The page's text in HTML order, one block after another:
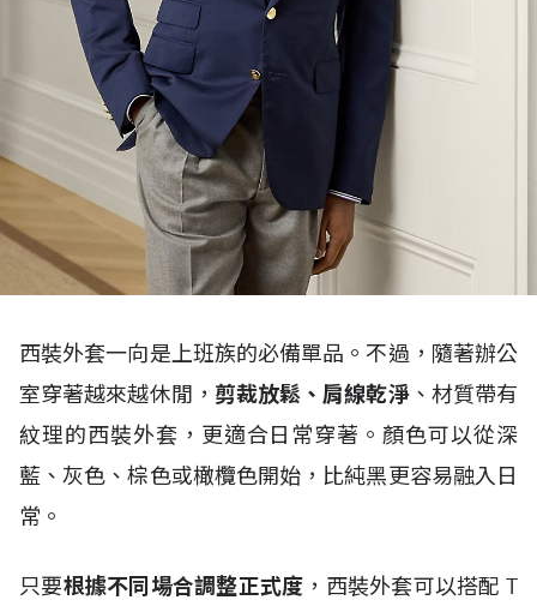
西裝外套一向是上班族的必備單品。不過，隨著辦公
室穿著越來越休閒， 剪裁放鬆、肩線乾淨、材質帶有
紋理的西裝外套，更適合日常穿著。顏色可以從深
藍、灰色、棕色或橄欖色開始，比純黑更容易融入日
常。
只要根據不同場合調整正式度 ，西裝外套可以搭配 T